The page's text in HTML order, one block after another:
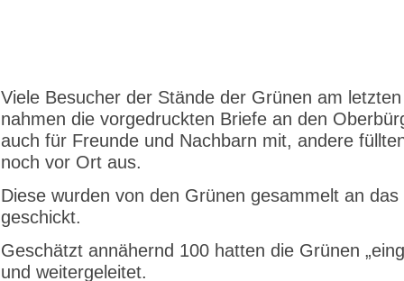
Viele Besucher der Stände der Grünen am
nahmen die vorgedruckten Briefe an den
auch für Freunde und Nachbarn mit, andere
noch vor Ort aus.
Diese wurden von den Grünen gesammelt an
geschickt.
Geschätzt annähernd 100 hatten die Grünen
und weitergeleitet.